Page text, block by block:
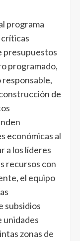
programa
presupuestos
programado,
responsable,
de
económicas al
a los líderes
recursos con
el equipo
subsidios
unidades
zonas de